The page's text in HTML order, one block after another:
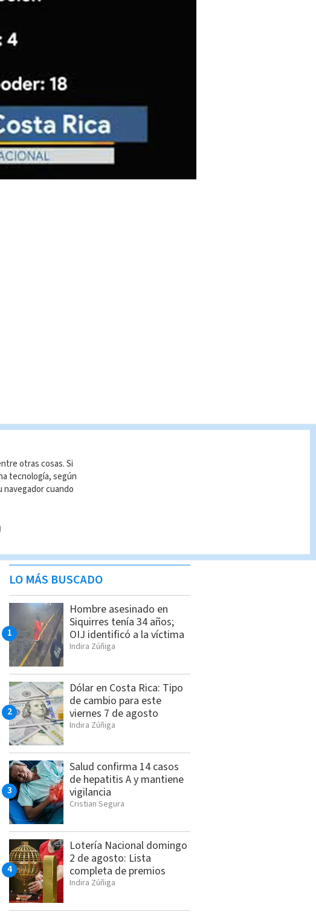
LO MÁS BUSCADO
Hombre asesinado en
Siquirres tenía 34 años;
OIJ identificó a la víctima
Indira Zúñiga
Dólar en Costa Rica: Tipo
de cambio para este
viernes 7 de agosto
Indira Zúñiga
Salud confirma 14 casos
de hepatitis A y mantiene
vigilancia
Cristian Segura
Lotería Nacional domingo
2 de agosto: Lista
completa de premios
Indira Zúñiga
otras cosas. Si
tecnología, según
navegador cuando